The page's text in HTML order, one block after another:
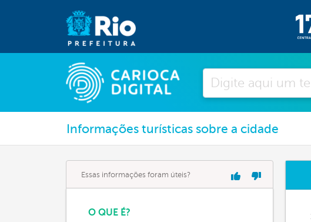
Pesquisar
Informações turísticas sobre a cidade
Essas informações foram úteis?
O QUE É?